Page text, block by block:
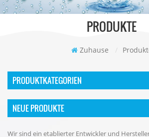
PRODUKTE
Zuhause /
PRODUKTKATEGORIEN
NEUE PRODUKTE
Wir sind ein etablierter Entwickler und